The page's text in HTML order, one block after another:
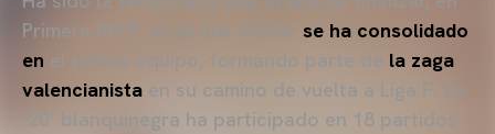
Primera RFEF, en la que Esther se ha consolidado
en el primer equipo, formando parte de la zaga
valencianista en su camino de vuelta a Liga F. La
‘20’ blanquinegra ha participado en 18 partidos